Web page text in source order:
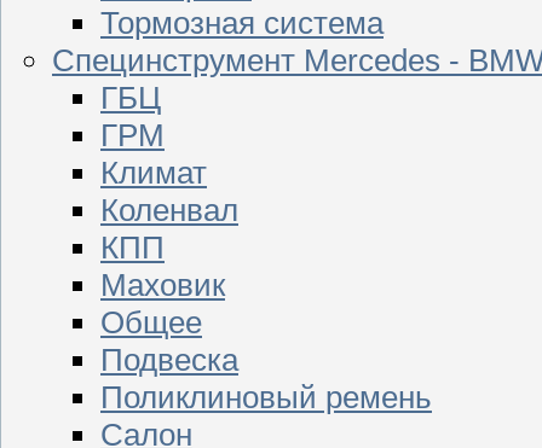
Тормозная система
Специнструмент Mercedes -
ГБЦ
ГРМ
Климат
Коленвал
КПП
Маховик
Общее
Подвеска
Поликлиновый ремень
Салон